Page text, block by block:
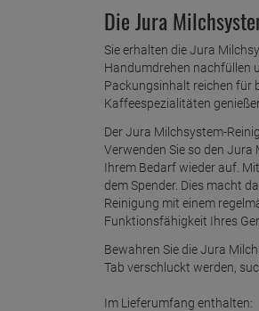
Die Jura
Sie erhalten die Jura
Handumdrehen nachfüllen
Packungsinhalt reichen für
Kaffeespezialitäten
Der Jura Milchsystem-
Verwenden Sie so den Jura
Ihrem Bedarf wieder auf.
dem Spender. Dies macht
Reinigung mit einem
Funktionsfähigkeit Ihres
Bewahren Sie die Jura
Tab verschluckt werden,
Im Lieferumfang enthalten: